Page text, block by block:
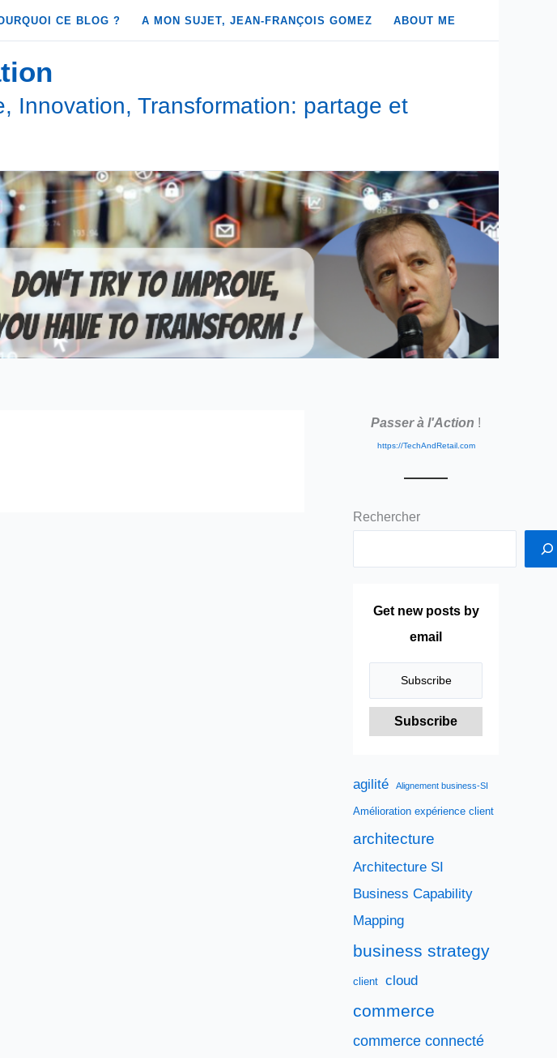
CE BLOG ? A MON SUJET, JEAN-FRANÇOIS GOMEZ ABOUT ME
Innovation, Transformation: partage et
Passer à l'Action !
https://TechAndRetail.com
Rechercher
Get new posts by
email
agilité Alignement business-SI
Amélioration expérience client
architecture
Architecture SI
Business Capability
Mapping
business strategy
client cloud
commerce
commerce connecté